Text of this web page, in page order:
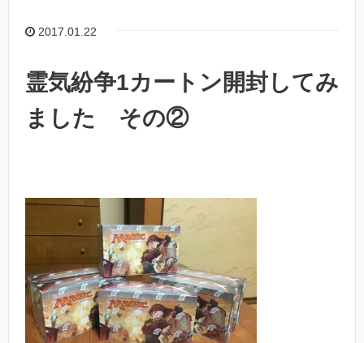
2017.01.22
霊気紛争1カートン開封してみ
ました その②